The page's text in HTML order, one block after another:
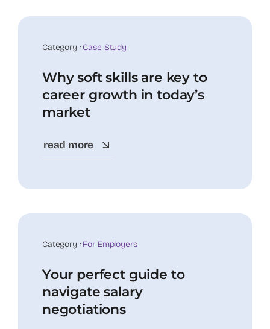
Category : Case Study
Why soft skills are key to
career growth in today’s
market
read more
Category : For Employers
Your perfect guide to
navigate salary
negotiations